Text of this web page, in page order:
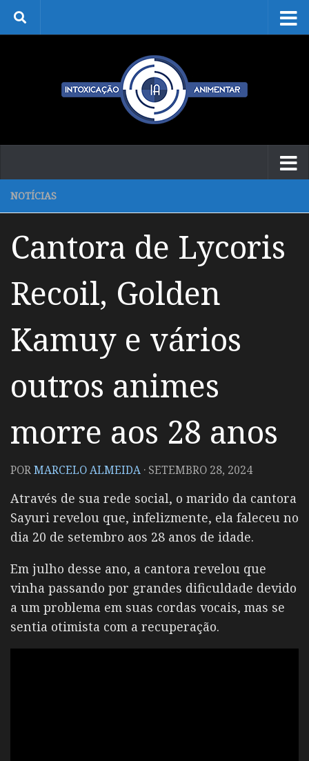
Skip to content
NOTÍCIAS
Cantora de Lycoris
Recoil, Golden
Kamuy e vários
outros animes
morre aos 28 anos
PORMARCELO ALMEIDA · SETEMBRO 28, 2024
Através de sua rede social, o marido da cantora
Sayuri revelou que, infelizmente, ela faleceu no
dia 20 de setembro aos 28 anos de idade.
Em julho desse ano, a cantora revelou que
vinha passando por grandes dificuldade devido
a um problema em suas cordas vocais, mas se
sentia otimista com a recuperação.